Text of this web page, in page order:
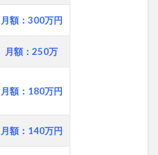
月額：300万円
月額：250万
月額：180万円
月額：140万円